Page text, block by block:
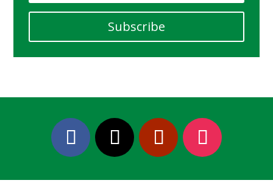
Subscribe